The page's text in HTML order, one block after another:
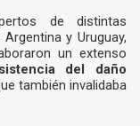
de distintas
y Uruguay,
un extenso
del daño
también invalidaba